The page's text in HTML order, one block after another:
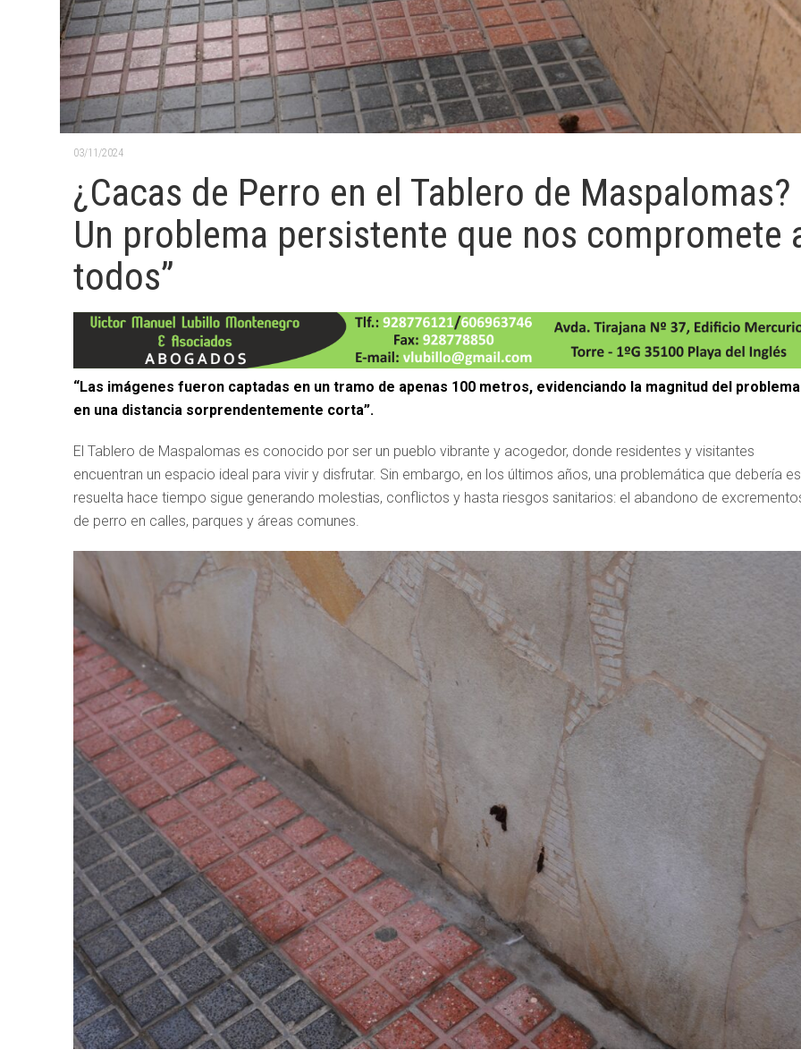
03/11/2024
¿Cacas de Perro en el Tablero de Maspalomas?
Un problema persistente que nos compromete
todos”
“Las imágenes fueron captadas en un tramo de apenas 100 metros, evidenciando la magnitud del problema
en una distancia sorprendentemente corta”.
El Tablero de Maspalomas es conocido por ser un pueblo vibrante y acogedor, donde residentes y visitantes
encuentran un espacio ideal para vivir y disfrutar. Sin embargo, en los últimos años, una problemática que debería
resuelta hace tiempo sigue generando molestias, conflictos y hasta riesgos sanitarios: el abandono de
de perro en calles, parques y áreas comunes.